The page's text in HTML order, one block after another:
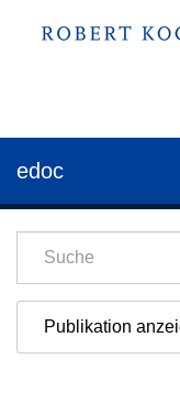
edoc
Publikation